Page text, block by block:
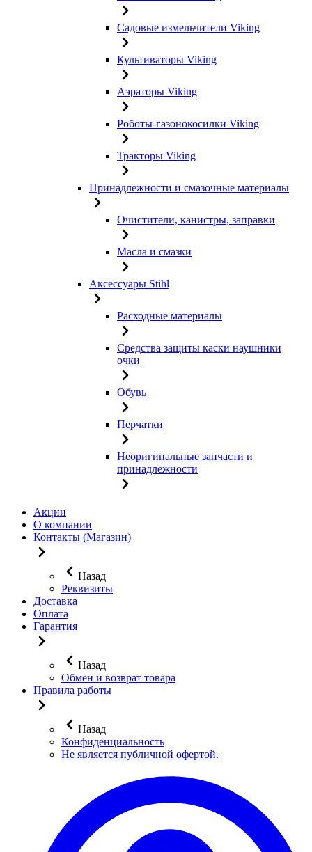
Садовые измельчители Viking
Культиваторы Viking
Аэраторы Viking
Роботы-газонокосилки Viking
Тракторы Viking
Принадлежности и смазочные материалы
Очистители, канистры, заправки
Масла и смазки
Аксессуары Stihl
Расходные материалы
Средства защиты каски наушники
очки
Обувь
Перчатки
Неоригинальные запчасти и
принадлежности
Акции
О компании
Контакты (Магазин)
Назад
Реквизиты
Доставка
Оплата
Гарантия
Назад
Обмен и возврат товара
Правила работы
Назад
Конфиденциальность
Не является публичной офертой.